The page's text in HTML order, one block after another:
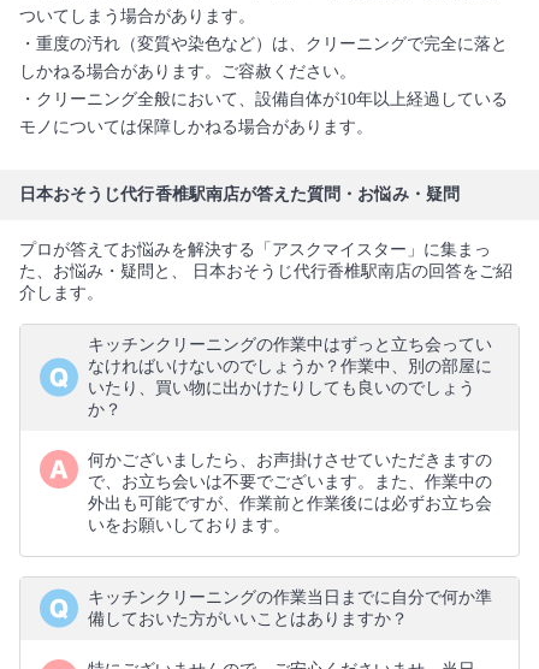
ついてしまう場合があります。
・重度の汚れ（変質や染色など）は、クリーニングで完全に落と
しかねる場合があります。ご容赦ください。
・クリーニング全般において、設備自体が10年以上経過している
モノについては保障しかねる場合があります。
日本おそうじ代行香椎駅南店が答えた質問・お悩み・疑問
プロが答えてお悩みを解決する「アスクマイスター」に集まっ
た、お悩み・疑問と、 日本おそうじ代行香椎駅南店の回答をご紹
介します。
キッチンクリーニングの作業中はずっと立ち会ってい
なければいけないのでしょうか？作業中、別の部屋に
いたり、買い物に出かけたりしても良いのでしょう
か？
何かございましたら、お声掛けさせていただきますの
で、お立ち会いは不要でございます。また、作業中の
外出も可能ですが、作業前と作業後には必ずお立ち会
いをお願いしております。
キッチンクリーニングの作業当日までに自分で何か準
備しておいた方がいいことはありますか？